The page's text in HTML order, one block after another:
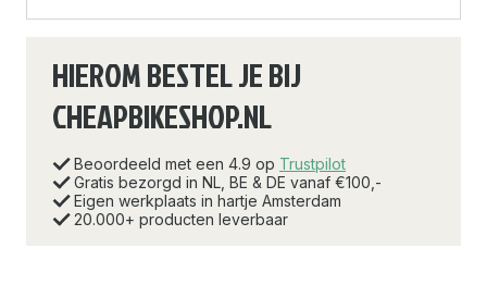
HIEROM BESTEL JE BIJ
CHEAPBIKESHOP.NL
Beoordeeld met een 4.9 op Trustpilot
Gratis bezorgd in NL, BE & DE vanaf €100,-
Eigen werkplaats in hartje Amsterdam
20.000+ producten leverbaar